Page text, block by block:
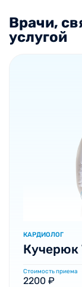
Врачи,
услугой
КАРДИОЛОГ
Кучерюк
Стоимость приема
2200 ₽